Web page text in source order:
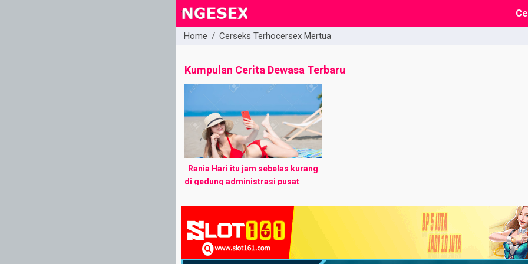
Home / Cerseks Terhocersex Mertua
Kumpulan Cerita Dewasa Terbaru
Rania Hari itu jam sebelas kurang
di gedung administrasi pusat
beberapa orang sedang berdiri di
depan pintu lift. Tak lama ...